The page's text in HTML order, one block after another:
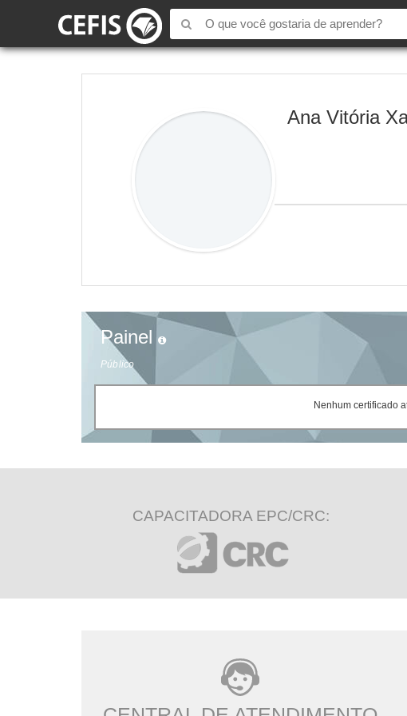
Ana Vitória
Painel
Público
Nenhum certificado
CAPACITADORA EPC/CRC: